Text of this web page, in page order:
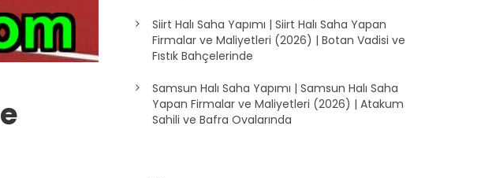
Siirt Halı Saha Yapımı | Siirt Halı Saha Yapan
Firmalar ve Maliyetleri (2026) | Botan Vadisi ve
Fıstık Bahçelerinde
Samsun Halı Saha Yapımı | Samsun Halı Saha
Yapan Firmalar ve Maliyetleri (2026) | Atakum
Sahili ve Bafra Ovalarında